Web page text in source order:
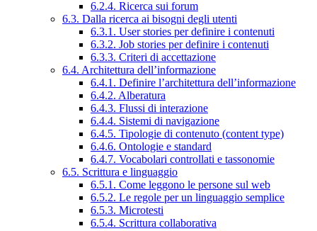
6.2.4. Ricerca sui forum
6.3. Dalla ricerca ai bisogni degli utenti
6.3.1. User stories per definire i contenuti
6.3.2. Job stories per definire i contenuti
6.3.3. Criteri di accettazione
6.4. Architettura dell’informazione
6.4.1. Definire l’architettura dell’informazione
6.4.2. Alberatura
6.4.3. Flussi di interazione
6.4.4. Sistemi di navigazione
6.4.5. Tipologie di contenuto (content type)
6.4.6. Ontologie e standard
6.4.7. Vocabolari controllati e tassonomie
6.5. Scrittura e linguaggio
6.5.1. Come leggono le persone sul web
6.5.2. Le regole per un linguaggio semplice
6.5.3. Microtesti
6.5.4. Scrittura collaborativa